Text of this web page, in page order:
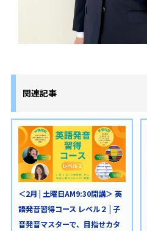
関連記事
＜2月 | 土曜日AM9:30開講＞ 英
語発音習得コース レベル２ | 子
音発音マスターで、目指せカタ